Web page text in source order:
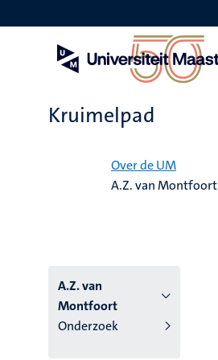
en
Kruimelpad
Over de UM
A.Z. van Montfoort
A.Z. van
Montfoort
Onderzoek